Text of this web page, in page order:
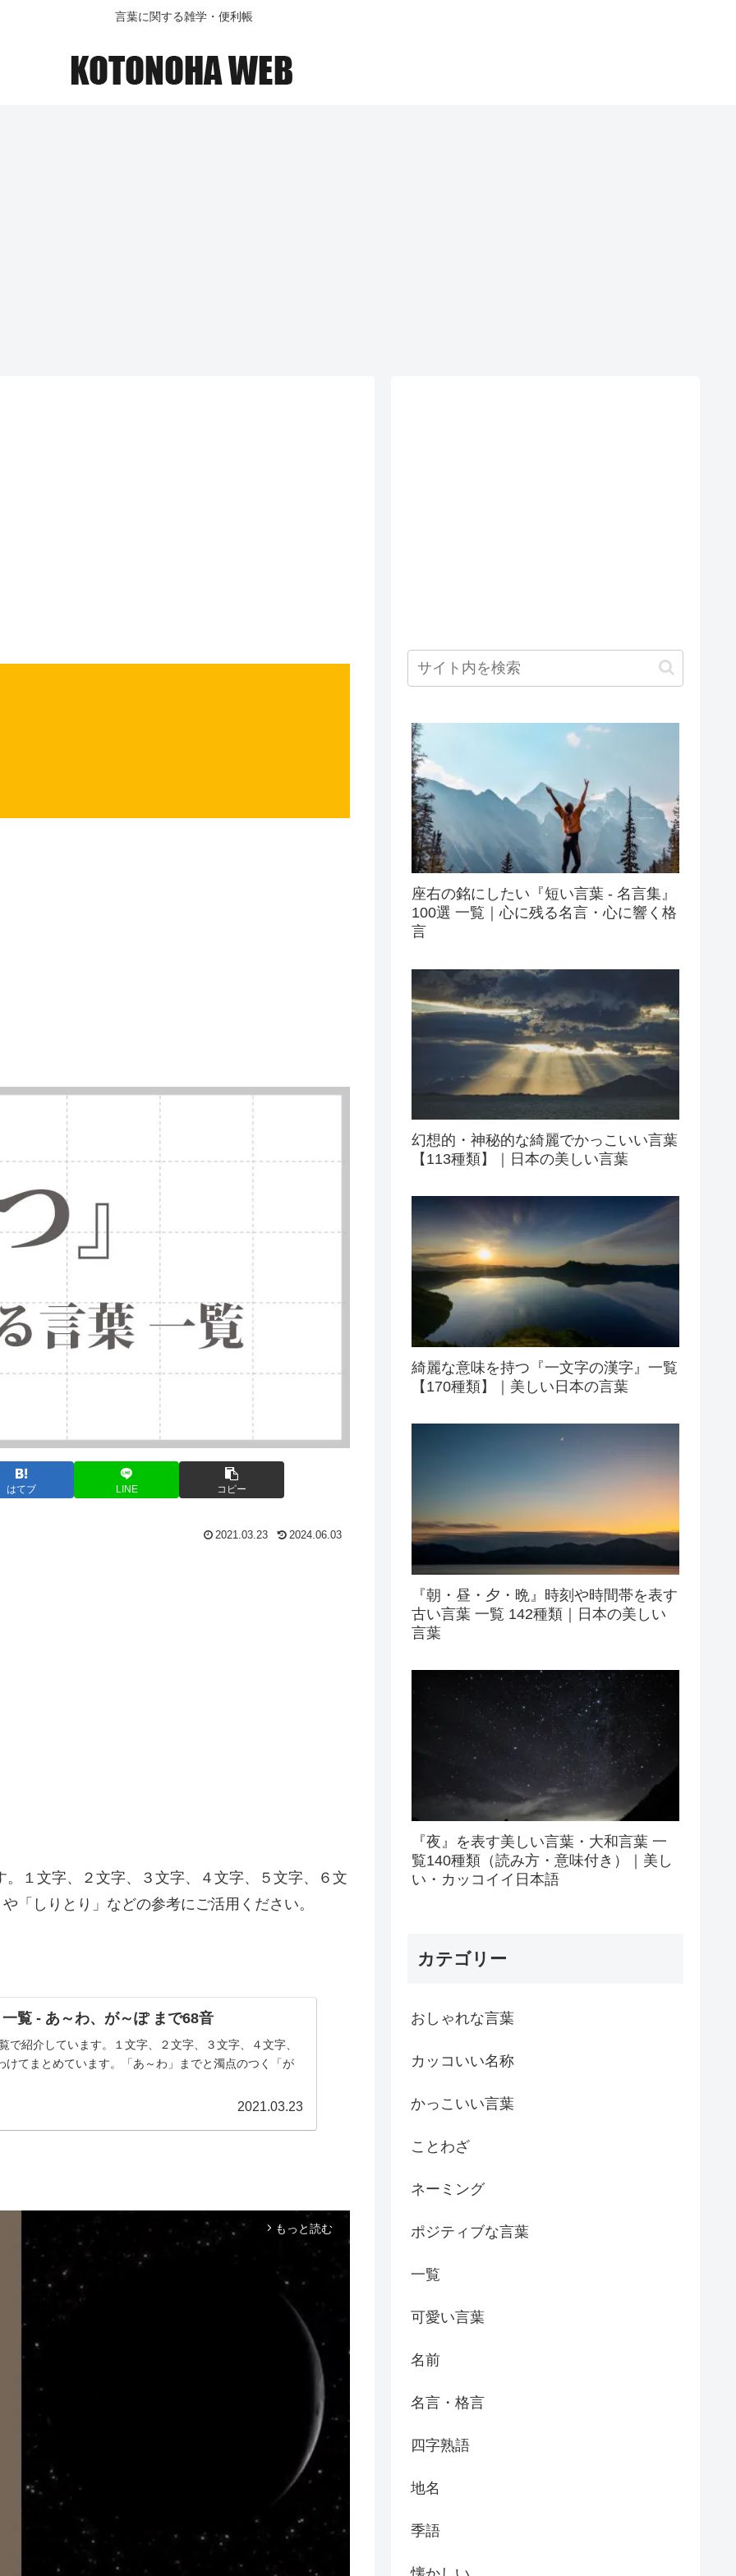
言葉に関する雑学・便利帳
はてブ LINE コピー
2021.03.23 2024.06.03
。１文字、２文字、３文字、４文字、５文字、６文
「しりとり」などの参考にご活用ください。
覧 - あ～わ、が～ぽ まで68音
で紹介しています。１文字、２文字、３文字、４文字、
けてまとめています。「あ～わ」までと濁点のつく「が
2021.03.23
arrow_forward_ios もっと読む
座右の銘にしたい『短い言葉 - 名言集』
100選 一覧｜心に残る名言・心に響く格
言
幻想的・神秘的な綺麗でかっこいい言葉
【113種類】｜日本の美しい言葉
綺麗な意味を持つ『一文字の漢字』一覧
【170種類】｜美しい日本の言葉
『朝・昼・夕・晩』時刻や時間帯を表す
古い言葉 一覧 142種類｜日本の美しい
言葉
『夜』を表す美しい言葉・大和言葉 一
覧140種類（読み方・意味付き）｜美し
い・カッコイイ日本語
カテゴリー
おしゃれな言葉
カッコいい名称
かっこいい言葉
ことわざ
ネーミング
ポジティブな言葉
一覧
可愛い言葉
名前
名言・格言
四字熟語
地名
季語